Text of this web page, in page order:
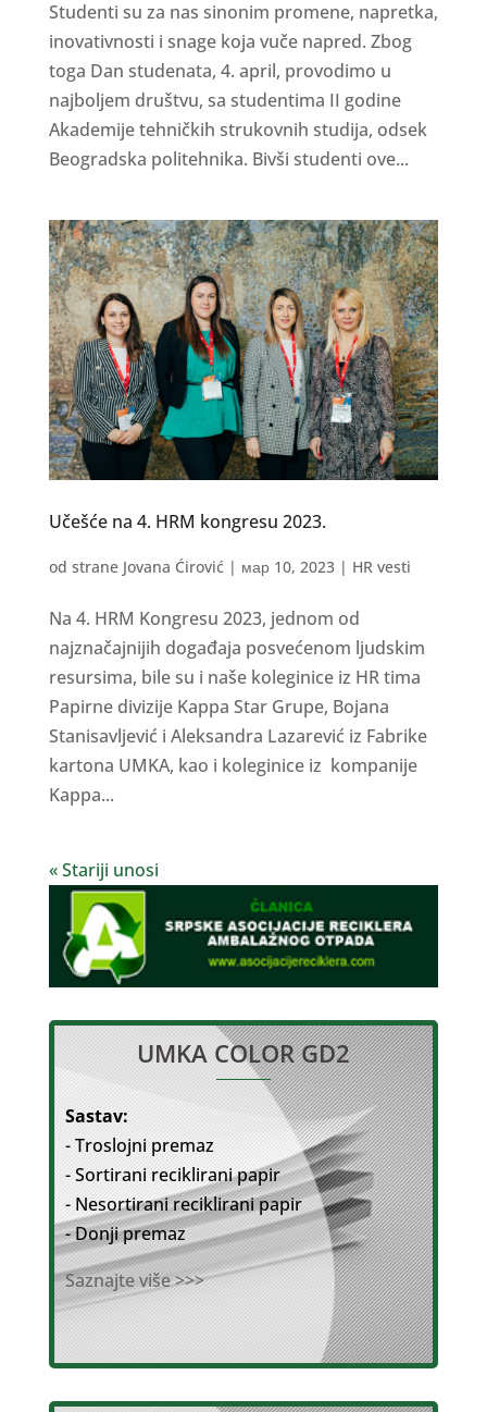
Studenti su za nas sinonim promene, napretka,
inovativnosti i snage koja vuče napred. Zbog
toga Dan studenata, 4. april, provodimo u
najboljem društvu, sa studentima II godine
Akademije tehničkih strukovnih studija, odsek
Beogradska politehnika. Bivši studenti ove...
Učešće na 4. HRM kongresu 2023.
od strane Jovana Ćirović| мар 10, 2023| HR vesti
Na 4. HRM Kongresu 2023, jednom od
najznačajnijih događaja posvećenom ljudskim
resursima, bile su i naše koleginice iz HR tima
Papirne divizije Kappa Star Grupe, Bojana
Stanisavljević i Aleksandra Lazarević iz Fabrike
kartona UMKA, kao i koleginice iz kompanije
Kappa...
« Stariji unosi
UMKA COLOR GD2
Sastav:
- Troslojni premaz
- Sortirani reciklirani papir
- Nesortirani reciklirani papir
- Donji premaz
Saznajte više >>>